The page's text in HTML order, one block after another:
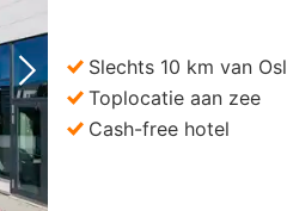
Volgende foto
Slechts 10 km van
Toplocatie aan zee
Cash-free hotel